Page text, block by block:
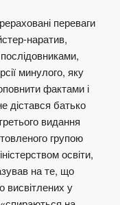
переваги
наратив,
минулого, яку
фактами і
дістався батько
видання
групою
освіти,
на те, що
висвітлених у